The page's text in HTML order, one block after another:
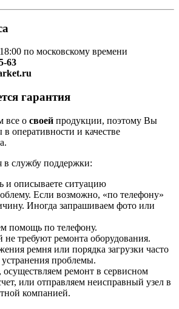
по московскому времени
63
гарантия
все о своей продукции, поэтому Вы
оперативности и качестве
службу поддержки:
и описываете ситуацию
Если возможно, «по телефону»
Иногда запрашиваем фото или
помощь по телефону.
требуют ремонта оборудования.
ремня или порядка загрузки часто
устранения проблемы.
осуществляем ремонт в сервисном
или отправляем неисправный узел в
компанией.